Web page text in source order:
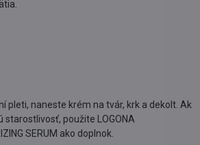
pleti, naneste krém na tvár, krk a dekolt. Ak
použite LOGONA
SERUM ako doplnok.